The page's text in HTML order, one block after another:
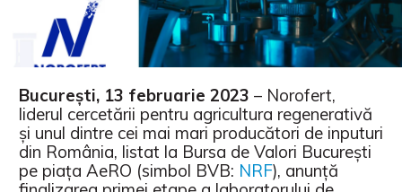
București, 13 februarie 2023 – Norofert,
liderul cercetării pentru agricultura regenerativă
și unul dintre cei mai mari producători de inputuri
din România, listat la Bursa de Valori București
pe piața AeRO (simbol BVB: NRF), anunță